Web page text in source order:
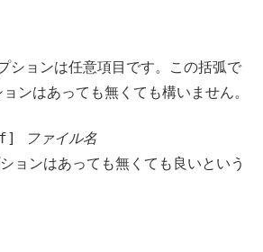
ションは任意項目です。この括弧で
ンはあっても無くても構いません。
f] ファイル名
ョンはあっても無くても良いという